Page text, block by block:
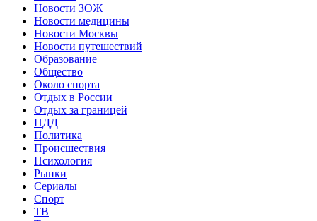
Новости ЗОЖ
Новости медицины
Новости Москвы
Новости путешествий
Образование
Общество
Около спорта
Отдых в России
Отдых за границей
ПДД
Политика
Происшествия
Психология
Рынки
Сериалы
Спорт
ТВ